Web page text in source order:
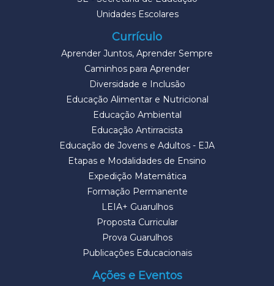
Unidades Escolares
Currículo
Aprender Juntos, Aprender Sempre
Caminhos para Aprender
Diversidade e Inclusão
Educação Alimentar e Nutricional
Educação Ambiental
Educação Antirracista
Educação de Jovens e Adultos - EJA
Etapas e Modalidades de Ensino
Expedição Matemática
Formação Permanente
LEIA+ Guarulhos
Proposta Curricular
Prova Guarulhos
Publicações Educacionais
Ações e Eventos